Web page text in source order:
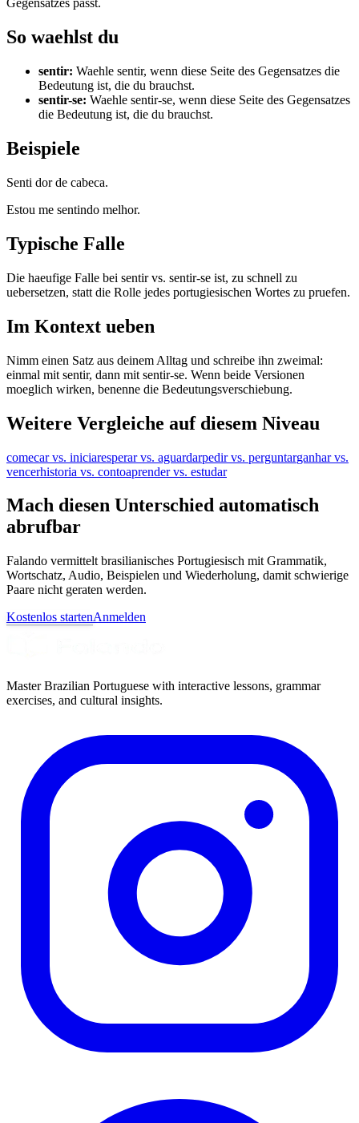
Gegensatzes passt.
So waehlst du
sentir: Waehle sentir, wenn diese Seite des Gegensatzes die
Bedeutung ist, die du brauchst.
sentir-se: Waehle sentir-se, wenn diese Seite des Gegensatzes
die Bedeutung ist, die du brauchst.
Beispiele
Senti dor de cabeca.
Estou me sentindo melhor.
Typische Falle
Die haeufige Falle bei sentir vs. sentir-se ist, zu schnell zu
uebersetzen, statt die Rolle jedes portugiesischen Wortes zu pruefen.
Im Kontext ueben
Nimm einen Satz aus deinem Alltag und schreibe ihn zweimal:
einmal mit sentir, dann mit sentir-se. Wenn beide Versionen
moeglich wirken, benenne die Bedeutungsverschiebung.
Weitere Vergleiche auf diesem Niveau
comecar vs. iniciaresperar vs. aguardarpedir vs. perguntarganhar vs.
vencerhistoria vs. contoaprender vs. estudar
Mach diesen Unterschied automatisch
abrufbar
Falando vermittelt brasilianisches Portugiesisch mit Grammatik,
Wortschatz, Audio, Beispielen und Wiederholung, damit schwierige
Paare nicht geraten werden.
Kostenlos startenAnmelden
Master Brazilian Portuguese with interactive lessons, grammar
exercises, and cultural insights.